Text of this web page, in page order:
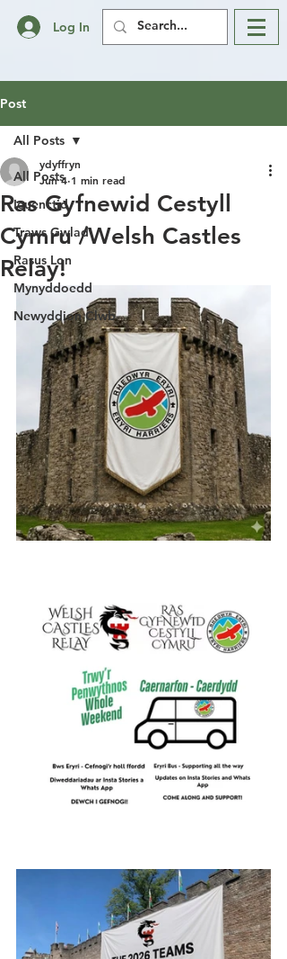
Log In
Post
All Posts
Ieuenctid
Traws Gwlad
Rasus Lon
Mynyddoedd
Newyddion Clwb
All Posts
Ras Gyfnewid Cestyll
Cymru /Welsh Castles
Relay!
ydyffryn
Jun 4 1 min read